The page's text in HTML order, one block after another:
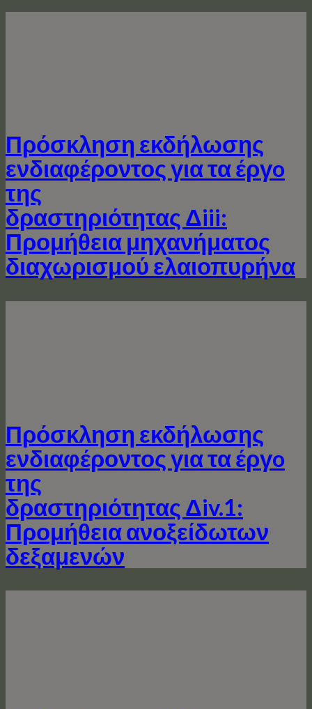
Πρόσκληση εκδήλωσης
ενδιαφέροντος για τα έργo
της
δραστηριότητας Δiii:
Προμήθεια μηχανήματος
διαχωρισμού ελαιοπυρήνα
Πρόσκληση εκδήλωσης
ενδιαφέροντος για τα έργo
της
δραστηριότητας Δiv.1:
Προμήθεια ανοξείδωτων
δεξαμενών